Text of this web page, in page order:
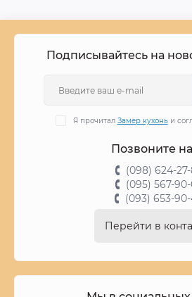
Подписывайтесь на
Я прочитал Замер кухоньи
Позвоните
(098) 624-
(095) 567-
(093) 653-
Перейти в